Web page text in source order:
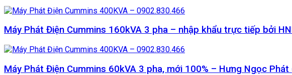
Máy Phát Điện Cummins 160kVA 3 pha – nhập khẩu trực tiếp bởi
Máy Phát Điện Cummins 60kVA 3 pha, mới 100% – Hưng Ngọc